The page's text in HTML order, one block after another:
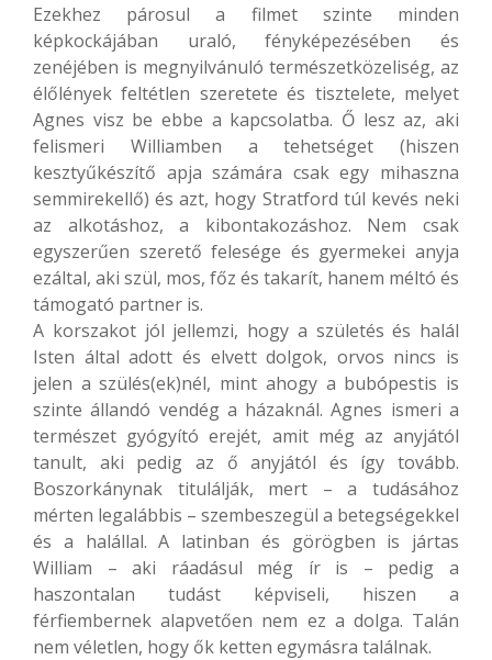
Ezekhez párosul a filmet szinte minden
képkockájában uraló, fényképezésében és
zenéjében is megnyilvánuló természetközeliség, az
élőlények feltétlen szeretete és tisztelete, melyet
Agnes visz be ebbe a kapcsolatba. Ő lesz az, aki
felismeri Williamben a tehetséget (hiszen
kesztyűkészítő apja számára csak egy mihaszna
semmirekellő) és azt, hogy Stratford túl kevés neki
az alkotáshoz, a kibontakozáshoz. Nem csak
egyszerűen szerető felesége és gyermekei anyja
ezáltal, aki szül, mos, főz és takarít, hanem méltó és
támogató partner is.
A korszakot jól jellemzi, hogy a születés és halál
Isten által adott és elvett dolgok, orvos nincs is
jelen a szülés(ek)nél, mint ahogy a bubópestis is
szinte állandó vendég a házaknál. Agnes ismeri a
természet gyógyító erejét, amit még az anyjától
tanult, aki pedig az ő anyjától és így tovább.
Boszorkánynak titulálják, mert – a tudásához
mérten legalábbis – szembeszegül a betegségekkel
és a halállal. A latinban és görögben is jártas
William – aki ráadásul még ír is – pedig a
haszontalan tudást képviseli, hiszen a
férfiembernek alapvetően nem ez a dolga. Talán
nem véletlen, hogy ők ketten egymásra találnak.